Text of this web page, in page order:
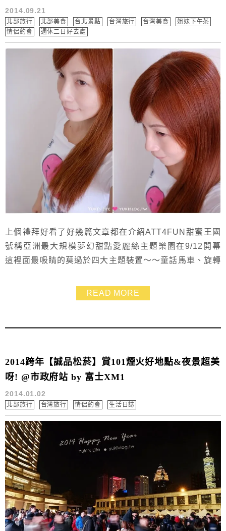
2014.09.21
北部旅行 北部美食 台北景點 台灣旅行 台灣美食
姐妹下午茶
情侶約會
週休二日好去處
上個禮拜好看了好幾篇文章都在介紹ATT4FUN甜蜜王國
號稱亞洲最大規模夢幻甜點愛麗絲主題樂園在9/12開幕
這裡面最吸睛的莫過於四大主題裝置～～童話馬車、旋轉
我們就相約來去逛逛.這一逛不得了.覺得這根本就是頂級
攝影棚嘛!(燈光跟場景都讚) 超多場景都適合美少女外拍~
有夠適合約會❤ 喜愛甜點的朋友...
READ MORE
2014跨年【誠品松菸】賞101煙火好地點&夜景超美
呀! @市政府站 by 富士XM1
2014.01.02
北部旅行 台灣旅行 情侶約會 生活日誌